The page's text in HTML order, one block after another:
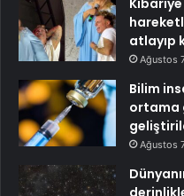
atlayıp
Ağustos
Bilim
ortama
Ağustos